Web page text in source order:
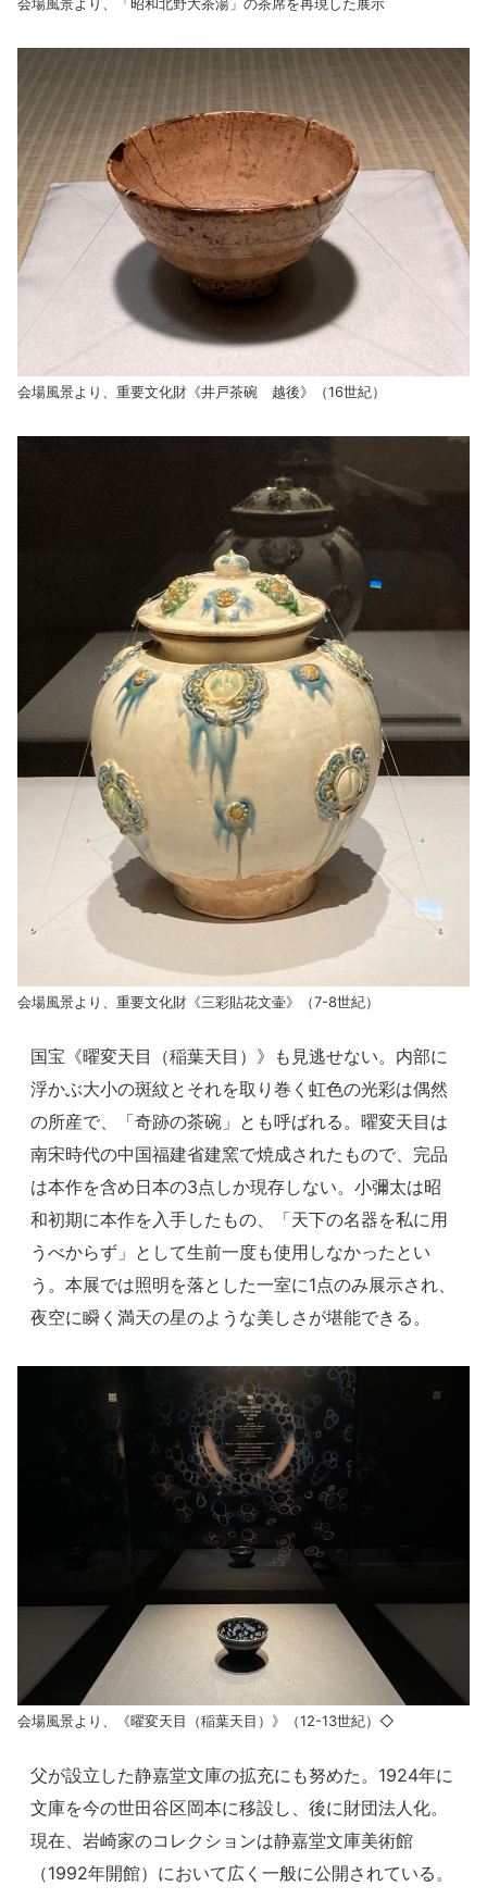
会場風景より、重要文化財《井戸茶碗 越後》（16世紀）
会場風景より、重要文化財《三彩貼花文壷》（7-8世紀）
国宝《曜変天目（稲葉天目）》も見逃せない。内部に
浮かぶ大小の斑紋とそれを取り巻く虹色の光彩は偶然
の所産で、「奇跡の茶碗」とも呼ばれる。曜変天目は
南宋時代の中国福建省建窯で焼成されたもので、完品
は本作を含め日本の3点しか現存しない。小彌太は昭
和初期に本作を入手したもの、「天下の名器を私に用
うべからず」として生前一度も使用しなかったとい
う。本展では照明を落とした一室に1点のみ展示され、
夜空に瞬く満天の星のような美しさが堪能できる。
会場風景より、《曜変天目（稲葉天目）》（12-13世紀）◇
父が設立した静嘉堂文庫の拡充にも努めた。1924年に
文庫を今の世田谷区岡本に移設し、後に財団法人化。
現在、岩崎家のコレクションは静嘉堂文庫美術館
（1992年開館）において広く一般に公開されている。